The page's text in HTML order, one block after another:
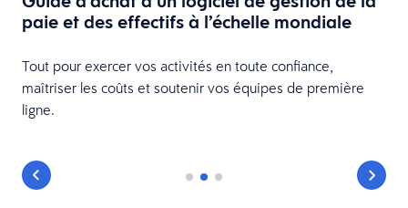
paie et des effectifs à l’échelle mondiale
Tout pour exercer vos activités en toute confiance,
maîtriser les coûts et soutenir vos équipes de première
ligne.